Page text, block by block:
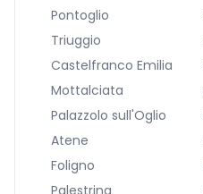
Pontoglio
Triuggio
Castelfranco Emilia
Mottalciata
Palazzolo sull'Oglio
Atene
Foligno
Palestrina